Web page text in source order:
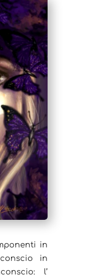
in
in
l’